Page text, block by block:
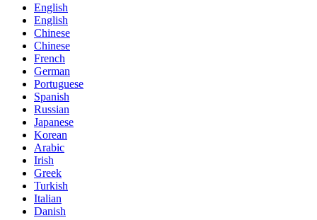
English
English
Chinese
Chinese
French
German
Portuguese
Spanish
Russian
Japanese
Korean
Arabic
Irish
Greek
Turkish
Italian
Danish